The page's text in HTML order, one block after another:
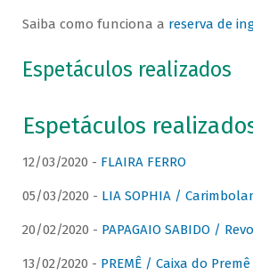
Saiba como funciona a reserva de
Espetáculos realizados
Espetáculos
12/03/2020 - FLAIRA FERRO
05/03/2020 - LIA SOPHIA /
20/02/2020 - PAPAGAIO SABIDO /
13/02/2020 - PREMÊ / Caixa do Premê